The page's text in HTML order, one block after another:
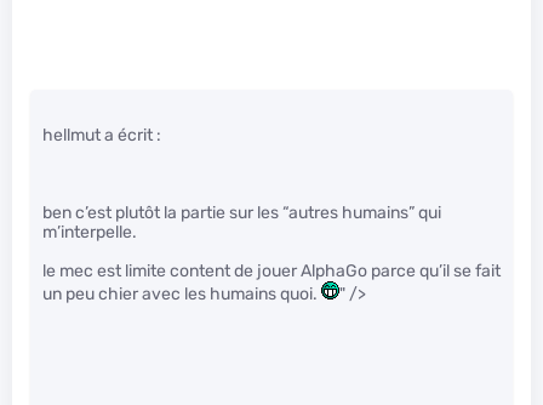
hellmut a écrit :
ben c’est plutôt la partie sur les “autres humains” qui
m’interpelle.
le mec est limite content de jouer AlphaGo parce qu’il se fait
un peu chier avec les humains quoi.
" />